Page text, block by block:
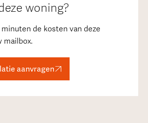
woning?
de kosten van deze
mailbox.
aanvragen